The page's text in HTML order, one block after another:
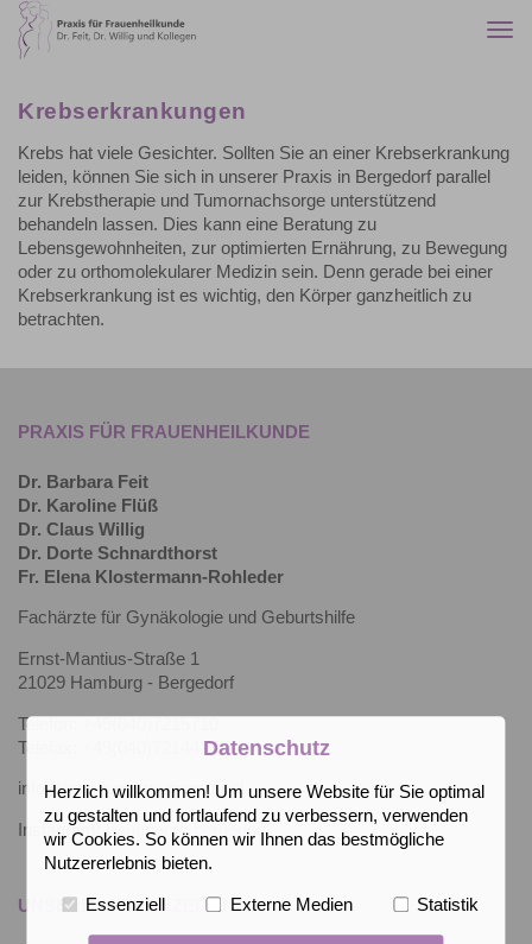
Krebserkrankungen
Krebs hat viele Gesichter. Sollten Sie an einer Krebserkrankung
leiden, können Sie sich in unserer Praxis in Bergedorf parallel
zur Krebstherapie und Tumornachsorge unterstützend
behandeln lassen. Dies kann eine Beratung zu
Lebensgewohnheiten, zur optimierten Ernährung, zu Bewegung
oder zu orthomolekularer Medizin sein. Denn gerade bei einer
Krebserkrankung ist es wichtig, den Körper ganzheitlich zu
betrachten.
PRAXIS FÜR FRAUENHEILKUNDE
Dr. Barbara Feit
Dr. Karoline Flüß
Dr. Claus Willig
Dr. Dorte Schnardthorst
Fr. Elena Klostermann-Rohleder
Fachärzte für Gynäkologie und Geburtshilfe
Ernst-Mantius-Straße 1
21029 Hamburg - Bergedorf
Telefon: +49(040)7215710
Telefax: +49(040)7214417
info@hamburg-frauenarzt.net
Instagram:frauenarzt_bergedorf
UNSERE SPRECHZEITEN
Datenschutz
Herzlich willkommen! Um unsere Website für Sie optimal
zu gestalten und fortlaufend zu verbessern, verwenden
wir Cookies. So können wir Ihnen das bestmögliche
Nutzererlebnis bieten.
Essenziell Externe Medien Statistik